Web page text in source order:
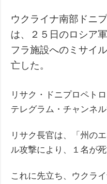
社会・文化
スポーツ
犯罪
事故・緊急事態
特集
インタビュー
動画
ウクライナ南部ドニ
は、２５日のロシア
フラ施設へのミサイ
亡した。
リサク・ドニプロペト
テレグラム・チャンネ
リサク長官は、「州の
ル攻撃により、１名が
これに先立ち、ウクラ